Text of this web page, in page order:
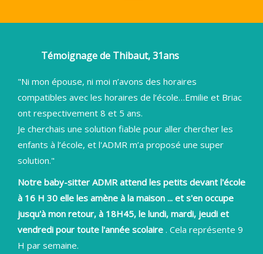
Témoignage de Thibaut, 31ans
"Ni mon épouse, ni moi n’avons des horaires
compatibles avec les horaires de l’école…Emilie et Briac
ont respectivement 8 et 5 ans.
Je cherchais une solution fiable pour aller chercher les
enfants à l’école, et l'ADMR m’a proposé une super
solution."
Notre baby-sitter ADMR attend les petits devant l'école
à 16 H 30 elle les amène à la maison ... et s'en occupe
jusqu'à mon retour, à 18H45, le lundi, mardi, jeudi et
vendredi pour toute l'année scolaire . Cela représente 9
H par semaine.